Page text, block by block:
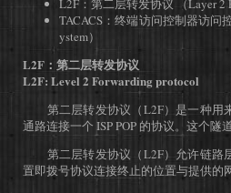
L2F：第二层转发协议 （Layer 2
TACACS：终端访问控制器访问
ystem）
L2F：第二层转发协议
L2F: Level 2 Forwarding protocol
第二层转发协议（L2F）是一种用
通路连接一个 ISP POP 的协议。这个
第二层转发协议（L2F）允许链路
置即拨号协议连接终止的位置与提供的